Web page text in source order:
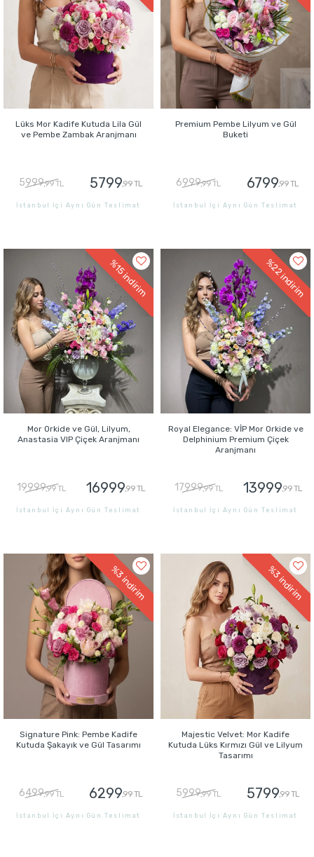
Lüks Mor Kadife Kutuda Lila Gül
ve Pembe Zambak Aranjmanı
5999,99 TL 5799,99 TL
İstanbul İçi Aynı Gün Teslimat
Premium Pembe Lilyum ve Gül
Buketi
6999,99 TL 6799,99 TL
İstanbul İçi Aynı Gün Teslimat
%15
indirim
Mor Orkide ve Gül, Lilyum,
Anastasia VIP Çiçek Aranjmanı
19999,99 TL 16999,99 TL
İstanbul İçi Aynı Gün Teslimat
%22
indirim
Royal Elegance: VİP Mor Orkide ve
Delphinium Premium Çiçek
Aranjmanı
17999,99 TL 13999,99 TL
İstanbul İçi Aynı Gün Teslimat
%3
indirim
Signature Pink: Pembe Kadife
Kutuda Şakayık ve Gül Tasarımı
6499,99 TL 6299,99 TL
İstanbul İçi Aynı Gün Teslimat
%3
indirim
Majestic Velvet: Mor Kadife
Kutuda Lüks Kırmızı Gül ve Lilyum
Tasarımı
5999,99 TL 5799,99 TL
İstanbul İçi Aynı Gün Teslimat